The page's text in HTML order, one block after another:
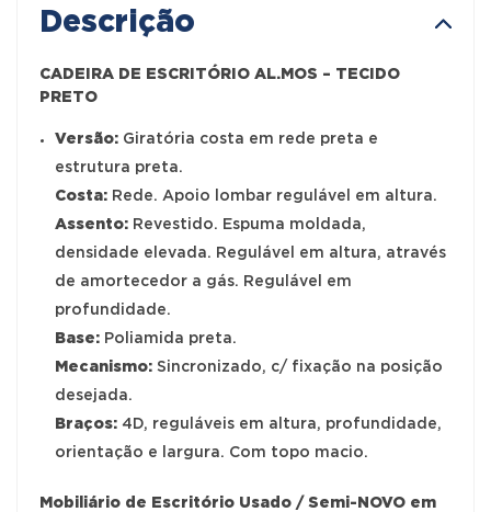
Descrição
CADEIRA DE ESCRITÓRIO AL.MOS – TECIDO
PRETO
Versão: Giratória costa em rede preta e
estrutura preta.
Costa: Rede. Apoio lombar regulável em altura.
Assento: Revestido. Espuma moldada,
densidade elevada. Regulável em altura, através
de amortecedor a gás. Regulável em
profundidade.
Base: Poliamida preta.
Mecanismo: Sincronizado, c/ fixação na posição
desejada.
Braços: 4D, reguláveis em altura, profundidade,
orientação e largura. Com topo macio.
Mobiliário de Escritório Usado / Semi-NOVO em